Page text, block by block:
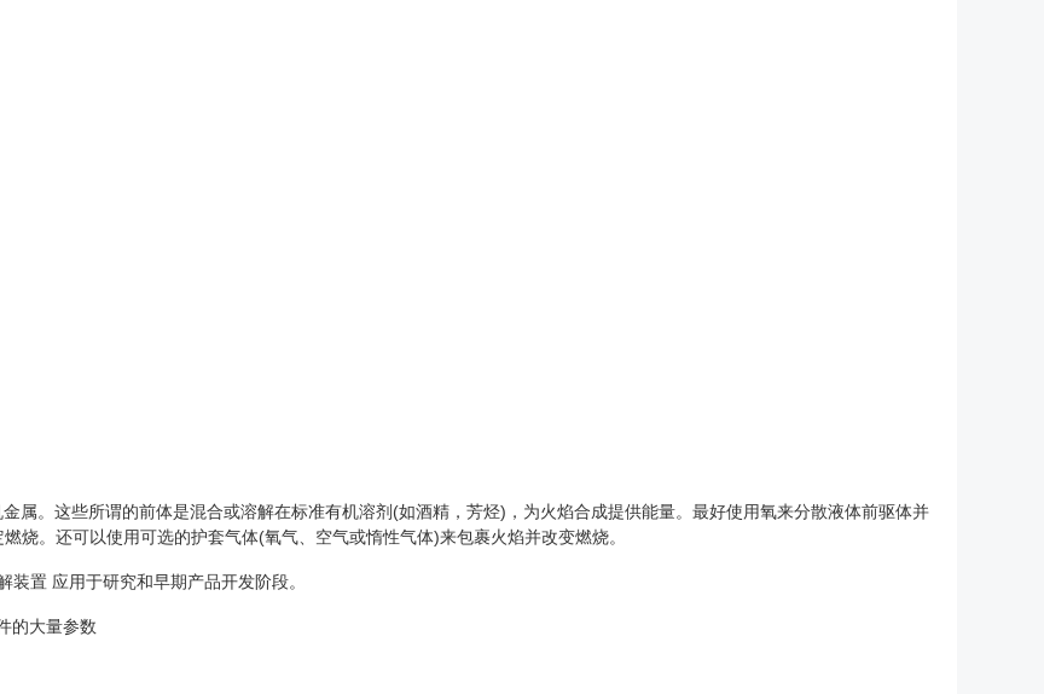
属。这些所谓的前体是混合或溶解在标准有机溶剂(如酒精，芳烃)，为火焰合成提供能量。最好使用氧来分散液体前驱体并
烧。还可以使用可选的护套气体(氧气、空气或惰性气体)来包裹火焰并改变燃烧。
置 应用于研究和早期产品开发阶段。
的大量参数